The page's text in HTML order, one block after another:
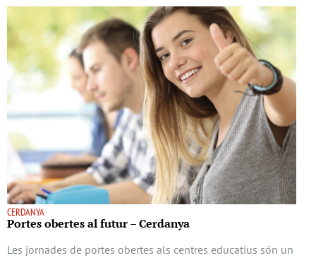
CERDANYA
Portes obertes al futur – Cerdanya
Les jornades de portes obertes als centres educatius són un